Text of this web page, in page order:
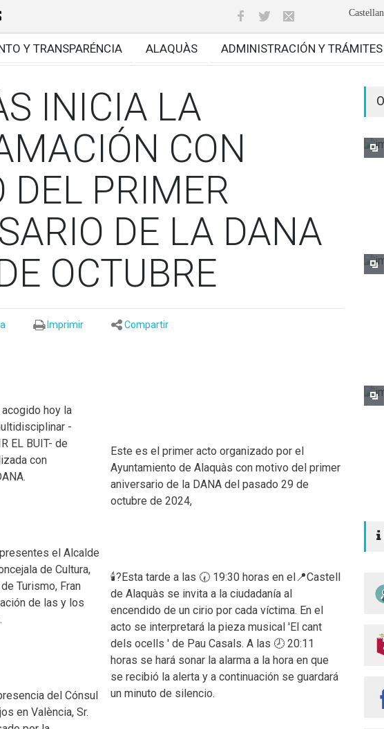
Y TRANSPARÉNCIA ALAQUÀS ADMINISTRACIÓN Y TRÁMITES
INICIA LA
CON
DEL PRIMER
DE LA DANA
OCTUBRE
Imprimir Compartir
hoy la
-
EL BUIT- de
con
el Alcalde
de Cultura,
Turismo, Fran
de las y los
del Cónsul
en València, Sr.
Este es el primer acto organizado por el
Ayuntamiento de Alaquàs con motivo del primer
aniversario de la DANA del pasado 29 de
octubre de 2024,
🕯?Esta tarde a las 🕢 19:30 horas en el📍Castell
de Alaquàs se invita a la ciudadanía al
encendido de un cirio por cada víctima. En el
acto se interpretará la pieza musical 'El cant
dels ocells ' de Pau Casals. A las 🕗 20:11
horas se hará sonar la alarma a la hora en que
se recibió la alerta y a continuación se guardará
un minuto de silencio.